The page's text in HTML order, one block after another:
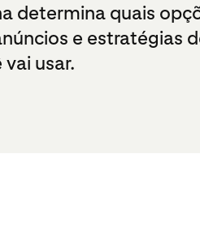
determina quais
e estratégias
usar.